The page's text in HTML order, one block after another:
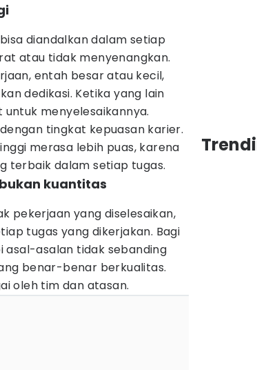
diandalkan dalam setiap
atau tidak menyenangkan.
entah besar atau kecil,
dedikasi. Ketika yang lain
menyelesaikannya.
tingkat kepuasan karier.
merasa lebih puas, karena
terbaik dalam setiap tugas.
kuantitas
pekerjaan yang diselesaikan,
tugas yang dikerjakan. Bagi
asal-asalan tidak sebanding
benar-benar berkualitas.
oleh tim dan atasan.